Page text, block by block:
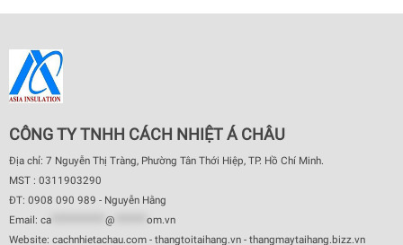
CÔNG TY TNHH CÁCH NHIỆT Á CHÂU
Địa chỉ: 7 Nguyễn Thị Tràng, Phường Tân Thới Hiệp, TP. Hồ Chí Minh.
MST : 0311903290
ĐT: 0908 090 989 - Nguyễn Hằng
Email: ca @
om.vn
Website: cachnhietachau.com - thangtoitaihang.vn - thangmaytaihang.bizz.vn